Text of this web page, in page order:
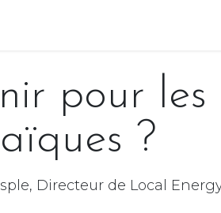
pour les
?
Directeur de Local